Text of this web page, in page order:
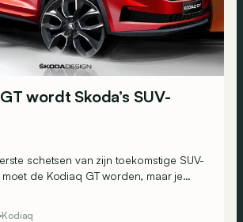
wordt Skoda’s SUV-
schetsen van zijn toekomstige SUV-
de Kodiaq GT worden, maar je
Kodiaq